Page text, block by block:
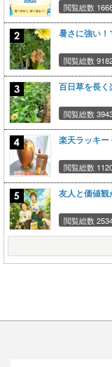
閲覧総数
暑さに強い！
閲覧総数
百日草を長く
閲覧総数
楽天ラッキー
閲覧総数
友人と価値観
閲覧総数